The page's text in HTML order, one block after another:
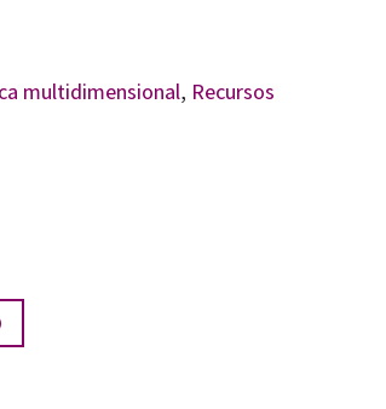
multidimensional, Recursos